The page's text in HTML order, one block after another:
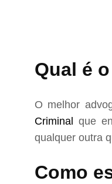
Qual é
O melhor
Criminal que
qualquer outra
Como